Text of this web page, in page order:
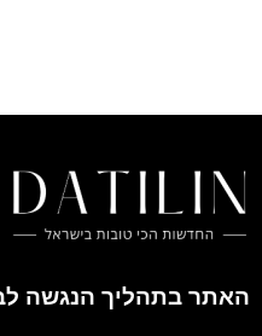
האתר בתהליך הנגשה